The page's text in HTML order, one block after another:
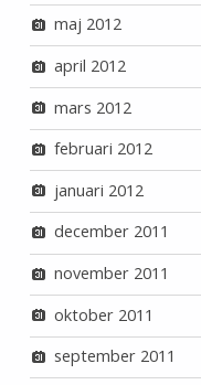
maj 2012
april 2012
mars 2012
februari 2012
januari 2012
december 2011
november 2011
oktober 2011
september 2011